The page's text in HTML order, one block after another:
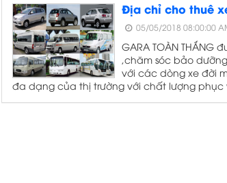
Địa chỉ cho thuê
05/05/2018 08:00:00
GARA TOÀN
,chăm sóc bảo
với các dòng xe đời
đa dạng của thị trường với chất lượng phục